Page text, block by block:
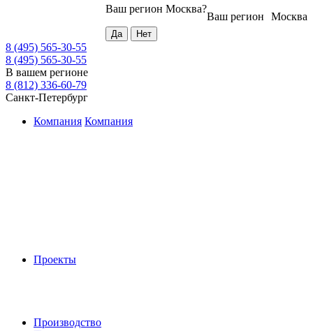
Москва
Ваш регион
Ваш регион Москва?
8 (495) 565-30-55
8 (495) 565-30-55
В вашем регионе
8 (812) 336-60-79
Санкт-Петербург
Компания Компания
Проекты
Производство